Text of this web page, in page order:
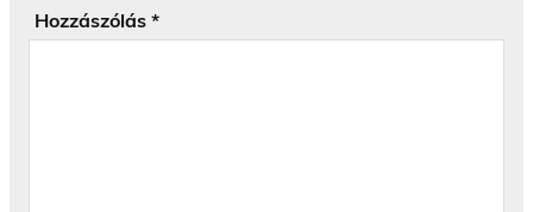
Hozzászólás *